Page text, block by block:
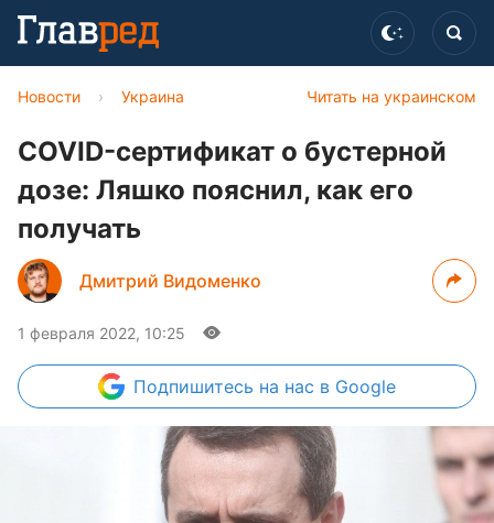
Читать на украинском
Новости › Украина
COVID-сертификат о бустерной
дозе: Ляшко пояснил, как его
получать
Дмитрий Видоменко
1 февраля 2022, 10:25
Подпишитесь на нас в Google